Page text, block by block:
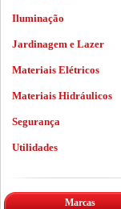
Iluminação
Jardinagem e Lazer
Materiais Elétricos
Materiais Hidráulicos
Segurança
Utilidades
Marcas